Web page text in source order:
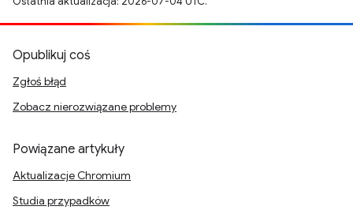
Opublikuj coś
Zgłoś błąd
Zobacz nierozwiązane problemy
Powiązane artykuły
Aktualizacje Chromium
Studia przypadków